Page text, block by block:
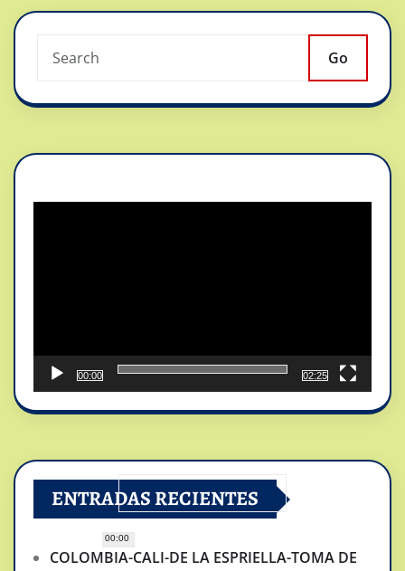
Go
00:00
00:00
02:25
ENTRADAS RECIENTES
COLOMBIA-CALI-DE LA ESPRIELLA-TOMA DE